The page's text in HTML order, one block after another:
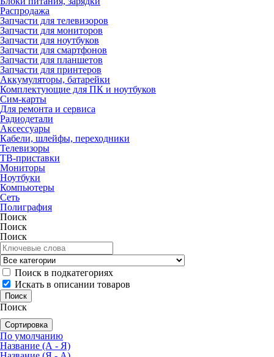
Распродажа
Запчасти для телевизоров
Запчасти для мониторов
Запчасти для ноутбуков
Запчасти для смартфонов
Запчасти для планшетов
Запчасти для принтеров
Аккумуляторы, батарейки
Комплектующие для ПК и ноутбуков
Сим-карты
Для ремонта и сервиса
Радиодетали
Аксессуары
Кабели, шлейфы, переходники
Телевизоры
ТВ-приставки
Мониторы
Ноутбуки
Компьютеры
Сеть
Полиграфия
Поиск
Поиск
Поиск
Поиск в подкатегориях
Искать в описании товаров
Поиск
Сортировка
По умолчанию
Название (А - Я)